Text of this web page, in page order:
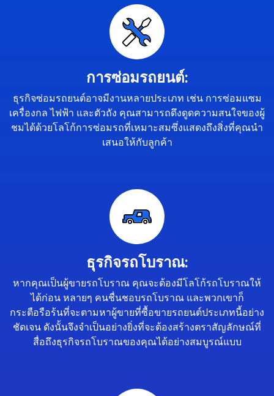
การซ่อมรถยนต์:
ธุรกิจซ่อมรถยนต์อาจมีงานหลายประเภท เช่น การซ่อมแซม
เครื่องกล ไฟฟ้า และตัวถัง คุณสามารถดึงดูดความสนใจของผู้
ชมได้ด้วยโลโก้การซ่อมรถที่เหมาะสมซึ่งแสดงถึงสิ่งที่คุณนำ
เสนอให้กับลูกค้า
ธุรกิจรถโบราณ:
หากคุณเป็นผู้ขายรถโบราณ คุณจะต้องมีโลโก้รถโบราณให้
ได้ก่อน หลายๆ คนชื่นชอบรถโบราณ และพวกเขาก็
กระตือรือร้นที่จะตามหาผู้ขายที่ซื้อขายรถยนต์ประเภทนี้อย่าง
ชัดเจน ดังนั้นจึงจำเป็นอย่างยิ่งที่จะต้องสร้างตราสัญลักษณ์ที่
สื่อถึงธุรกิจรถโบราณของคุณได้อย่างสมบูรณ์แบบ